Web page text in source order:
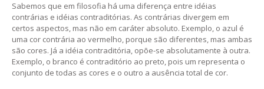
Sabemos que em filosofia há uma diferença entre idéias
contrárias e idéias contraditórias. As contrárias divergem em
certos aspectos, mas não em caráter absoluto. Exemplo, o azul é
uma cor contrária ao vermelho, porque são diferentes, mas ambas
são cores. Já a idéia contraditória, opõe-se absolutamente à outra.
Exemplo, o branco é contraditório ao preto, pois um representa o
conjunto de todas as cores e o outro a ausência total de cor.